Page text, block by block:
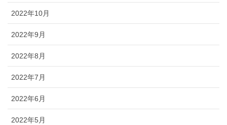
2022年10月
2022年9月
2022年8月
2022年7月
2022年6月
2022年5月